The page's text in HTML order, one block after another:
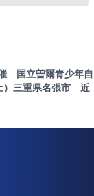
国立曽爾青少年自
）三重県名張市 近